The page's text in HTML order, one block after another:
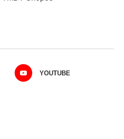
YOUTUBE